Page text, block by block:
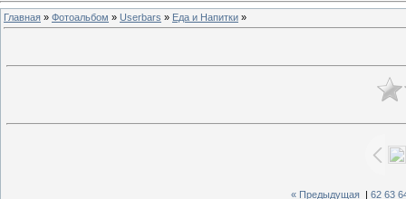
Главная » Фотоальбом » Userbars » Еда и Напитки »
« Предыдущая 62 63